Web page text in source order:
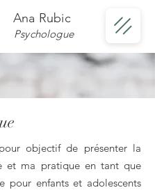
Ana Rubic
Psychologue
objectif de présenter la
et ma pratique en tant que
pour enfants et adolescents